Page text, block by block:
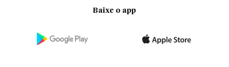
Baixe o app